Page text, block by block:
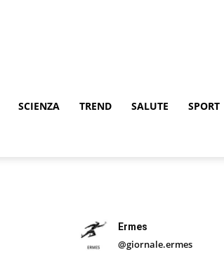
SCIENZA TREND SALUTE SPORT
Ermes
@giornale.ermes